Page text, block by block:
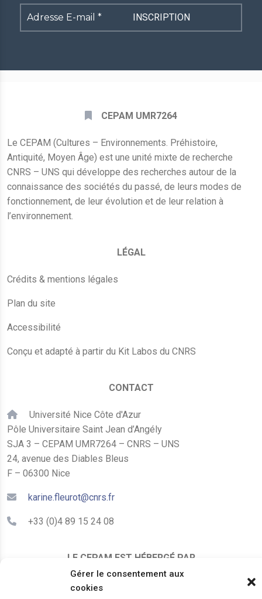
Gérer le consentement aux
cookies
Adresse
E-
CEPAM UMR7264
Le CEPAM (Cultures – Environnements. Préhistoire,
Antiquité, Moyen Âge) est une unité mixte de recherche
CNRS – UNS qui développe des recherches autour de la
connaissance des sociétés du passé, de leurs modes de
fonctionnement, de leur évolution et de leur relation à
l’environnement.
LÉGAL
Crédits & mentions légales
Plan du site
Accessibilité
Conçu et adapté à partir du Kit Labos du CNRS
CONTACT
Université Nice Côte d'Azur
Pôle Universitaire Saint Jean d’Angély
SJA 3 – CEPAM UMR7264 – CNRS – UNS
24, avenue des Diables Bleus
F – 06300 Nice
karine.fleurot@cnrs.fr
+33 (0)4 89 15 24 08
LE CEPAM EST HÉBERGÉ PAR